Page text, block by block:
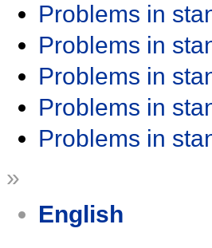
Problems in
Problems in
Problems in
Problems in
Problems in
»
English